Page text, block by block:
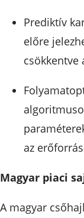
Prediktív
előre
csökkentve
az
Magyar piaci
A magyar